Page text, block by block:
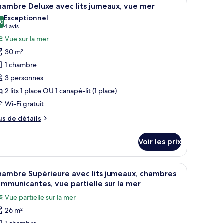
:
3 Deluxe avec lits jumeaux, vue mer
sur 10
Exceptionnel
4 avis
(4 avis)
Vue sur la mer
30 m²
1 chambre
3 personnes
2 lits 1 place OU 1 canapé-lit (1 place)
Wi-Fi gratuit
de détails
Voir les prix
miroir.
tête de lit en bois, des lampes de chevet, un bureau et une chaise.
Une chambre d’hôtel avec deux lits, une
5
Supérieure avec lits jumeaux, chambres
vue partielle sur la mer
Vue partielle sur la mer
26 m²